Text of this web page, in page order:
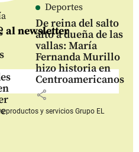
Deportes
De reina del salto
alto a dueña de las
vallas: María
Fernanda Murillo
hizo historia en
Centroamericanos
share
al newsletter
productos y serviciosGrupo EL